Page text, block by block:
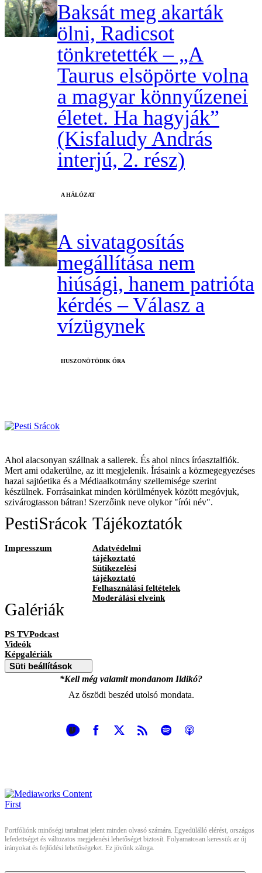
Baksát meg akarták
ölni, Radicsot
tönkretették – „A
Taurus elsöpörte volna
a magyar könnyűzenei
életet. Ha hagyják”
(Kisfaludy András
interjú, 2. rész)
A HÁLÓZAT
A sivatagosítás
megállítása nem
hiúsági, hanem patrióta
kérdés – Válasz a
vízügynek
HUSZONÖTÖDIK ÓRA
Ahol alacsonyan szállnak a sallerek. És ahol nincs íróasztalfiók.
Mert ami odakerülne, az itt megjelenik. Írásaink a közmegegyezéses
hazai sajtóetika és a Médiaalkotmány szellemisége szerint
készülnek. Forrásainkat minden körülmények között megóvjuk,
szivárogtasson bátran! Szerzőink neve olykor "írói név".
PestiSrácok
Impresszum
Tájékoztatók
Adatvédelmi
tájékoztató
Sütikezelési
tájékoztató
Felhasználási feltételek
Moderálási elveink
Galériák
PS TVPodcast
Videók
Képgalériák
Süti beállítások
*Kell még valamit mondanom Ildikó?
Az őszödi beszéd utolsó mondata.
Portfóliónk minőségi tartalmat jelent minden olvasó számára. Egyedülálló elérést, országos
lefedettséget és változatos megjelenési lehetőséget biztosít. Folyamatosan keressük az új
irányokat és fejlődési lehetőségeket. Ez jövőnk záloga.